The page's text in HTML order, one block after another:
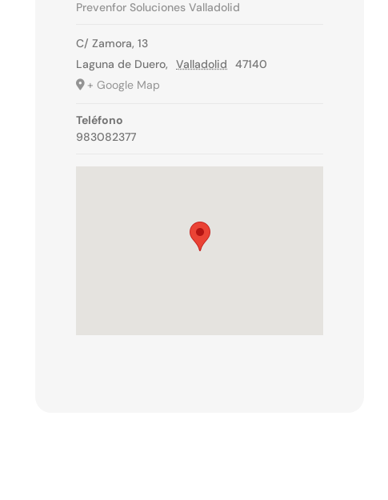
Prevenfor Soluciones Valladolid
C/ Zamora, 13
Laguna de Duero, Valladolid
47140
+ Google Map
Teléfono
983082377